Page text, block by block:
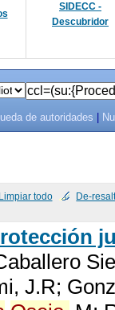
SIDECC -
Descubridor
de autoridades
Limpiar todo De-
J.R;